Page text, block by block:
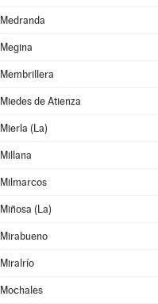
Medranda
Megina
Membrillera
Miedes de Atienza
Mierla (La)
Millana
Milmarcos
Miñosa (La)
Mirabueno
Miralrío
Mochales